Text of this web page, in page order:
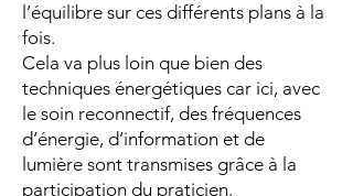
l’équilibre sur ces différents plans à la
fois.
Cela va plus loin que bien des
techniques énergétiques car ici, avec
le soin reconnectif, des fréquences
d’énergie, d’information et de
lumière sont transmises grâce à la
participation du praticien.